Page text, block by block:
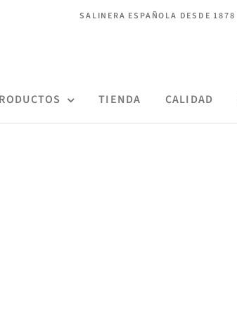
SALINERA ESPAÑOLA DESDE 1878
TIENDA CALIDAD